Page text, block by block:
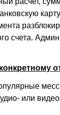
счета.
или